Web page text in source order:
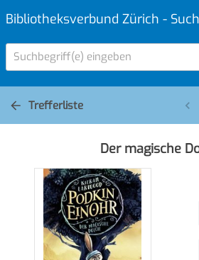
Bibliotheksverbund Zürich -
Suchbegriff(e) eingeben
Trefferliste
Der magische